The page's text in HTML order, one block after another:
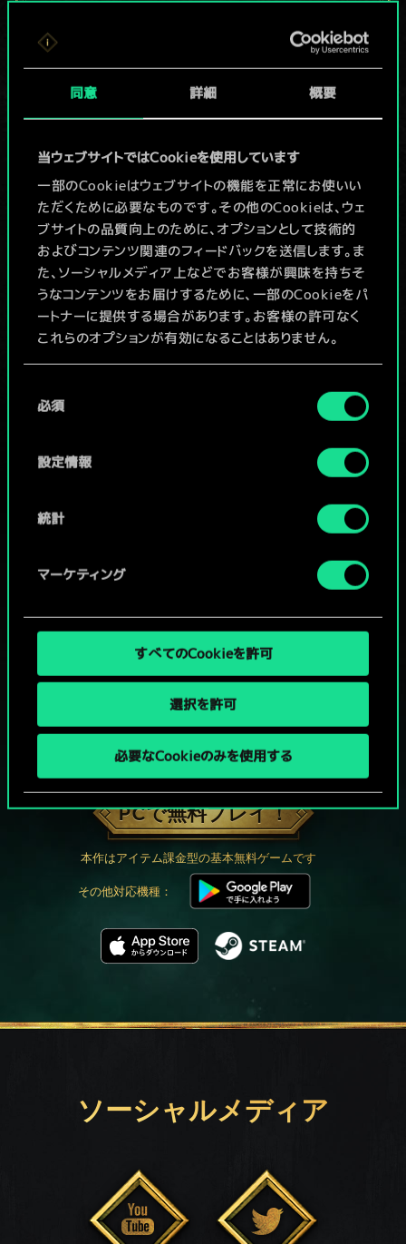
同意 詳細 概要
当ウェブサイトではCookieを使用しています
一部のCookieはウェブサイトの機能を正常にお使いい
ただくために必要なものです。その他のCookieは、ウェ
ブサイトの品質向上のために、オプションとして技術的
およびコンテンツ関連のフィードバックを送信します。ま
た、ソーシャルメディア上などでお客様が興味を持ちそ
うなコンテンツをお届けするために、一部のCookieをパ
ートナーに提供する場合があります。お客様の許可なく
これらのオプションが有効になることはありません。
詳細は、下記の「設定」メニューでご確認ください。
必須
設定情報
統計
マーケティング
すべてのCookieを許可
選択を許可
必要なCookieのみを使用する
現在はまだこれし
か共有デッキがあ
りませんが、
続々追加中！
デッキ名入力＆ガイドを作成
デッキを編集
/
グウェントでひと勝負といかない
か？
PCで無料プレイ！
本作はアイテム課金型の基本無料ゲームです
その他対応機種：
ソーシャルメディア